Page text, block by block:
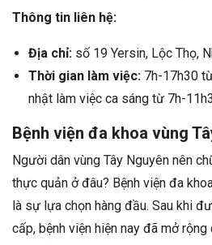
Thông tin liên hệ:
Địa chỉ: số 19 Yersin, Lộc Thọ,
Thời gian làm việc: 7h-17h30
nhật làm việc ca sáng từ 7h-
Bệnh viện đa khoa vùng
Người dân vùng Tây Nguyên nên
thực quản ở đâu? Bệnh viện đa
là sự lựa chọn hàng đầu. Sau khi
cấp, bệnh viện hiện nay đã mở